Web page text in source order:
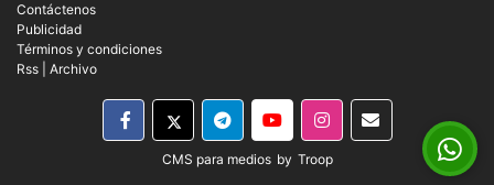
Contáctenos
Publicidad
Términos y condiciones
Rss
Archivo
CMS para medios by Troop